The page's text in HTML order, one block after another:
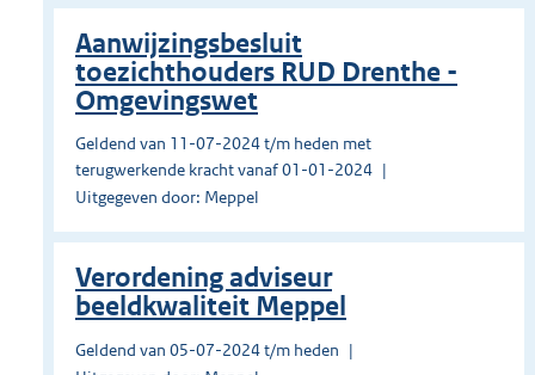
Aanwijzingsbesluit
toezichthouders RUD Drenthe -
Omgevingswet
Geldend van 11-07-2024 t/m heden met
terugwerkende kracht vanaf 01-01-2024
Uitgegeven door: Meppel
Verordening adviseur
beeldkwaliteit Meppel
Geldend van 05-07-2024 t/m heden